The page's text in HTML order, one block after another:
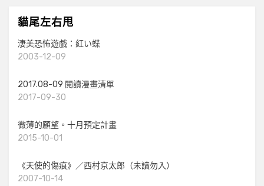
貓尾左右甩
淒美恐怖遊戲：紅い蝶
2003-12-09
2017.08-09 閱讀漫畫清單
2017-09-30
微薄的願望。十月預定計畫
2015-10-01
《天使的傷痕》／西村京太郎（未讀勿入）
2007-10-14